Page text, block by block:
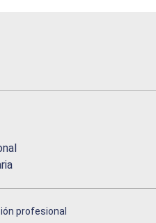
profesional